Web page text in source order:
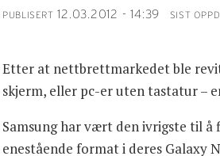
PUBLISERT 12.03.2012 - 14:39 SIST
Etter at nettbrettmarkedet ble
skjerm, eller pc-er uten tastatur –
Samsung har vært den ivrigste til
enestående format i deres Galaxy